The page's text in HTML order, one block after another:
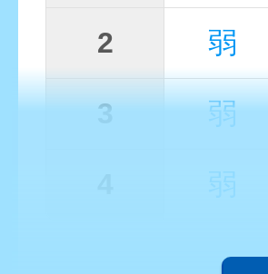
2 弱
3 弱
弱